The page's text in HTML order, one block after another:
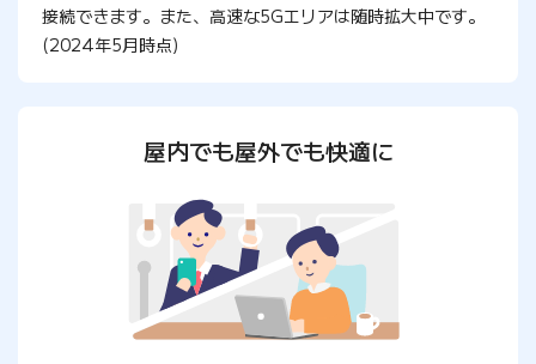
接続できます。また、高速な5Gエリアは随時拡大中です。
(2024年5月時点)
屋内でも屋外でも快適に